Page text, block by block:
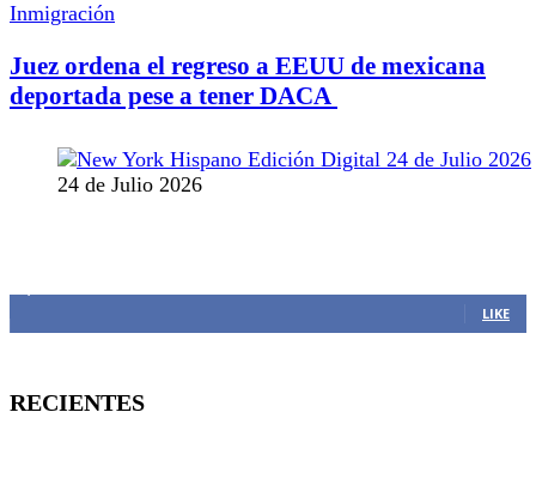
Inmigración
Juez ordena el regreso a EEUU de mexicana
deportada pese a tener DACA
24 de Julio 2026
LIKE
RECIENTES